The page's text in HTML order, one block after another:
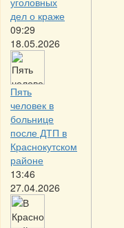
дел о краже
09:29
18.05.2026
Пять
человек в
больнице
после ДТП в
Краснокутском
районе
13:46
27.04.2026